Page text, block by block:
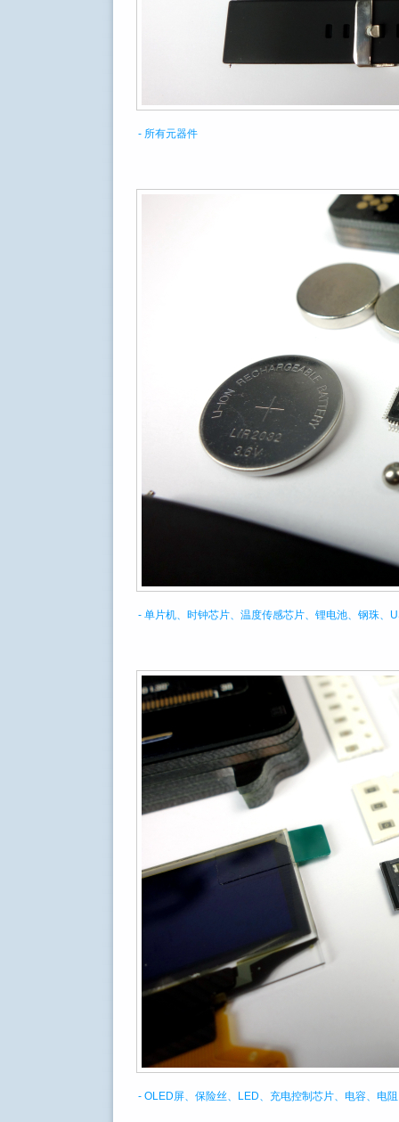
- 所有元器件
- 单片机、时钟芯片、温度传感芯片、锂电池、钢珠、
- OLED屏、保险丝、LED、充电控制芯片、电容、电